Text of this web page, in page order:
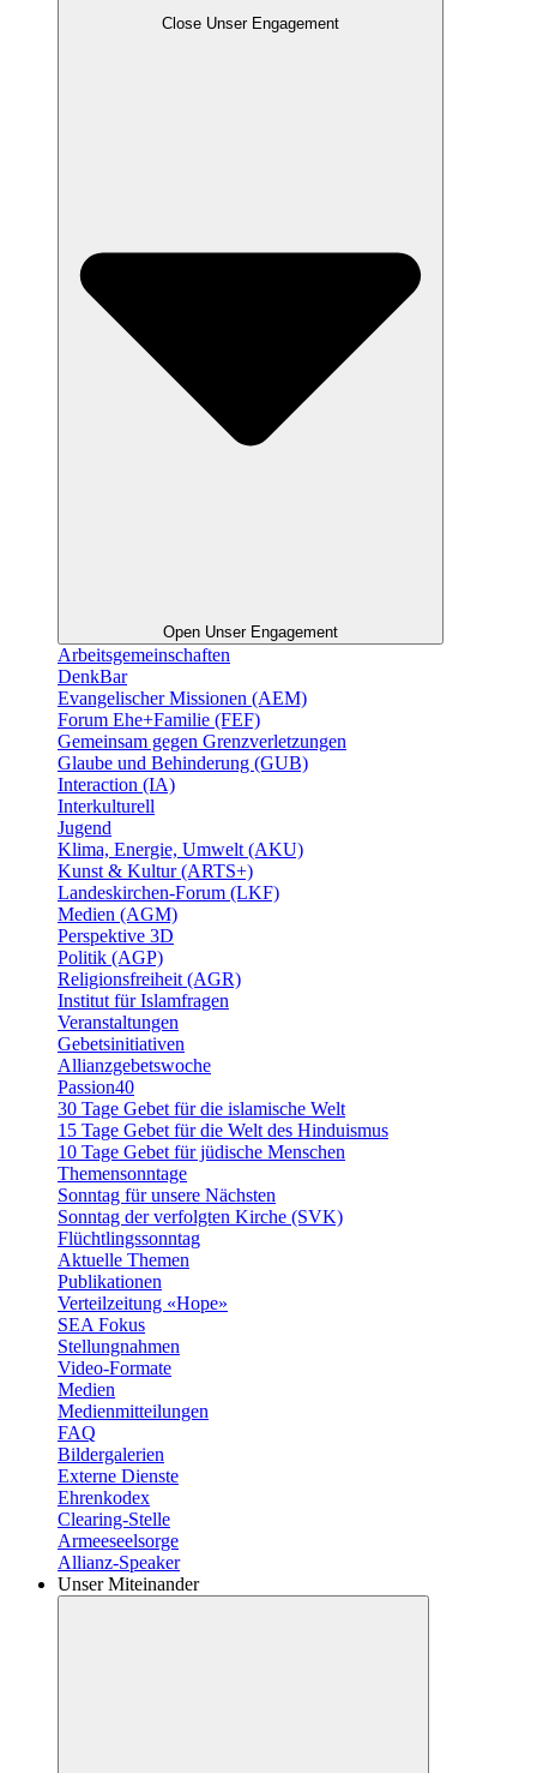
Close Unser Engagement
Open Unser Engagement
Arbeitsgemeinschaften
DenkBar
Evangelischer Missionen (AEM)
Forum Ehe+Familie (FEF)
Gemeinsam gegen Grenzverletzungen
Glaube und Behinderung (GUB)
Interaction (IA)
Interkulturell
Jugend
Klima, Energie, Umwelt (AKU)
Kunst & Kultur (ARTS+)
Landeskirchen-Forum (LKF)
Medien (AGM)
Perspektive 3D
Politik (AGP)
Religionsfreiheit (AGR)
Institut für Islamfragen
Veranstaltungen
Gebetsinitiativen
Allianzgebetswoche
Passion40
30 Tage Gebet für die islamische Welt
15 Tage Gebet für die Welt des Hinduismus
10 Tage Gebet für jüdische Menschen
Themensonntage
Sonntag für unsere Nächsten
Sonntag der verfolgten Kirche (SVK)
Flüchtlingssonntag
Aktuelle Themen
Publikationen
Verteilzeitung «Hope»
SEA Fokus
Stellungnahmen
Video-Formate
Medien
Medienmitteilungen
FAQ
Bildergalerien
Externe Dienste
Ehrenkodex
Clearing-Stelle
Armeeseelsorge
Allianz-Speaker
Unser Miteinander